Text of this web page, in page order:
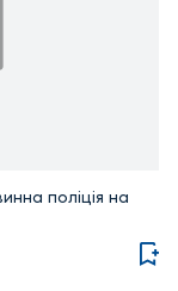
поліція на